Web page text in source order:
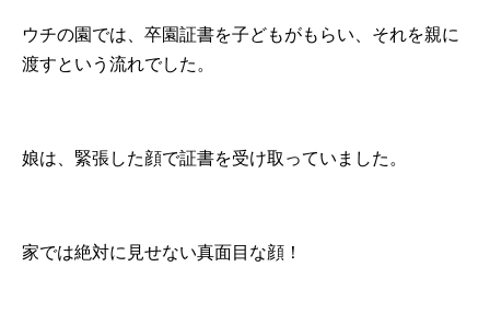
ウチの園では、卒園証書を子どもがもらい、それを親に
渡すという流れでした。
娘は、緊張した顔で証書を受け取っていました。
家では絶対に見せない真面目な顔！